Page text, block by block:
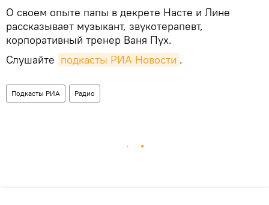
О своем опыте папы в декрете Насте и Лине
рассказывает музыкант, звукотерапевт,
корпоративный тренер Ваня Пух.
Слушайте подкасты РИА Новости .
Подкасты РИА Радио